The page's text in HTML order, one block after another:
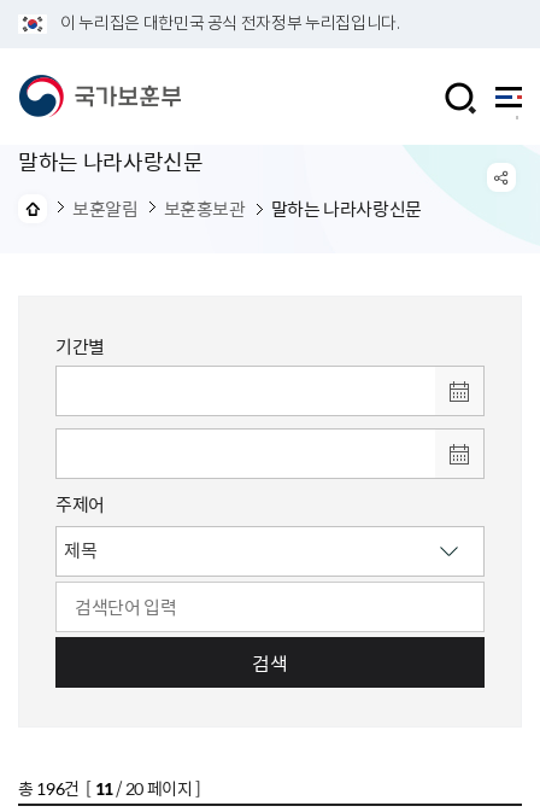
이 누리집은 대한민국 공식 전자정부 누리집입니다.
말하는 나라사랑신문
보훈알림 보훈홍보관 말하는 나라사랑신문
기간별
주제어
검색
총 196건 [ 11/ 20 페이지 ]